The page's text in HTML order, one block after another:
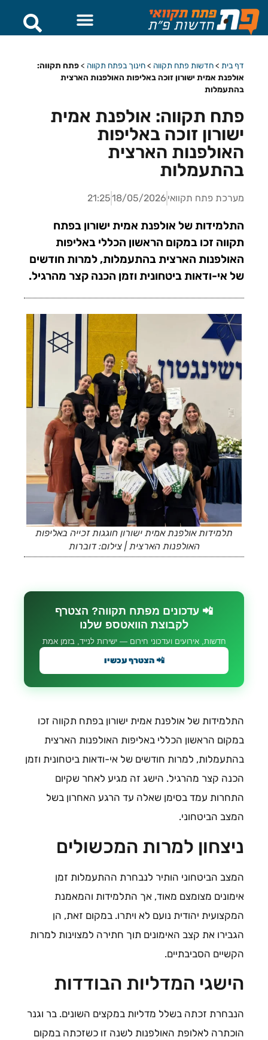
דף בית >חדשות פתח תקווה >חינוך בפתח תקווה >פתח תקווה:
אולפנת אמית ישורון זוכה באליפות האולפנות הארצית
בהתעמלות
פתח תקווה: אולפנת אמית
ישורון זוכה באליפות
האולפנות הארצית
בהתעמלות
מערכת פתח תקוואי 18/05/2026
21:25
התלמידות של אולפנת אמית ישורון בפתח
תקווה זכו במקום הראשון הכללי באליפות
האולפנות הארצית בהתעמלות, למרות חודשים
של אי-ודאות ביטחונית וזמן הכנה קצר מהרגיל.
תלמידות אולפנת אמית ישורון חוגגות זכייה באליפות
האולפנות הארצית | צילום: דוברות
📲 עדכונים מפתח תקווה? הצטרף
לקבוצת הוואטספ שלנו
חדשות, אירועים ועדכוני חירום — ישירות לנייד, בזמן אמת
📲 הצטרף עכשיו
התלמידות של אולפנת אמית ישורון בפתח תקווה זכו
במקום הראשון הכללי באליפות האולפנות הארצית
בהתעמלות, למרות חודשים של אי-ודאות ביטחונית וזמן
הכנה קצר מהרגיל. הישג זה מגיע לאחר שקיום
התחרות עמד בסימן שאלה עד הרגע האחרון בשל
המצב הביטחוני.
ניצחון למרות המכשולים
המצב הביטחוני הותיר לנבחרת ההתעמלות זמן
אימונים מצומצם מאוד, אך התלמידות והמאמנת
המקצועית יהודית נועם לא ויתרו. במקום זאת, הן
הגבירו את קצב האימונים תוך חתירה למצוינות למרות
הקשיים הסביבתיים.
הישגי המדליות הבודדות
הנבחרת זכתה בשלל מדליות במקצים השונים. בר וגנר
הוכתרה לאלופת האולפנות לשנה זו כשזכתה במקום